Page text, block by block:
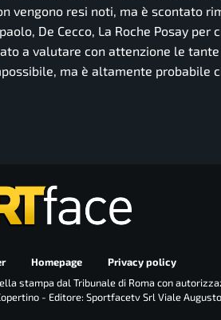
vengono resi noti, ma è scontato
De Cecco, La Roche Posay per
a valutare con attenzione le tante
ma è altamente probabile
Homepage
Privacy policy
dal Tribunale di Roma con
- Editore: Sportfacetv Srl Viale Augusto